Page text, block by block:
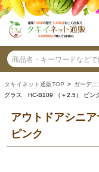
タキイネット通販TOP > ガーデ
グラス HC-B109 （＋2.5） ピン
アウトドアシニ
ピンク